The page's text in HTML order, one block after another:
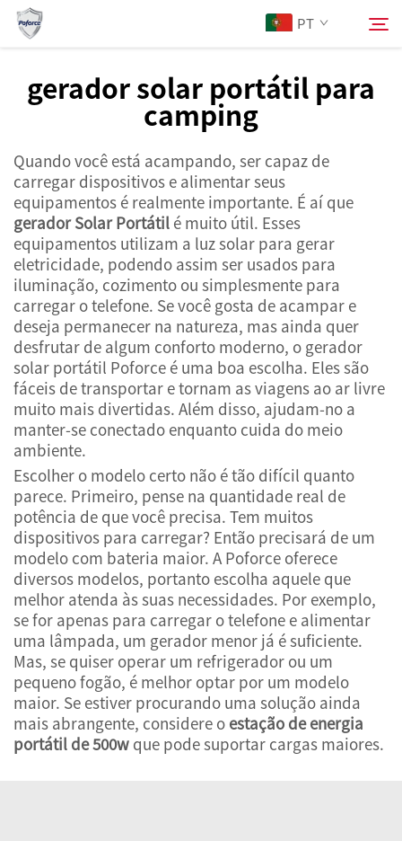
PT
Sobre Nós
Produtos
Serviços
Notícias
Contacte-nos
gerador solar portátil para
camping
Quando você está acampando, ser capaz de
carregar dispositivos e alimentar seus
equipamentos é realmente importante. É aí que
gerador Solar Portátil é muito útil. Esses
equipamentos utilizam a luz solar para gerar
eletricidade, podendo assim ser usados para
iluminação, cozimento ou simplesmente para
carregar o telefone. Se você gosta de acampar e
deseja permanecer na natureza, mas ainda quer
desfrutar de algum conforto moderno, o gerador
solar portátil Poforce é uma boa escolha. Eles são
fáceis de transportar e tornam as viagens ao ar livre
muito mais divertidas. Além disso, ajudam-no a
manter-se conectado enquanto cuida do meio
ambiente.
Escolher o modelo certo não é tão difícil quanto
parece. Primeiro, pense na quantidade real de
potência de que você precisa. Tem muitos
dispositivos para carregar? Então precisará de um
modelo com bateria maior. A Poforce oferece
diversos modelos, portanto escolha aquele que
melhor atenda às suas necessidades. Por exemplo,
se for apenas para carregar o telefone e alimentar
uma lâmpada, um gerador menor já é suficiente.
Mas, se quiser operar um refrigerador ou um
pequeno fogão, é melhor optar por um modelo
maior. Se estiver procurando uma solução ainda
mais abrangente, considere o estação de energia
portátil de 500w que pode suportar cargas maiores.